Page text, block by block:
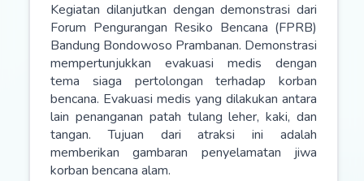
Kegiatan dilanjutkan dengan demonstrasi dari
Forum Pengurangan Resiko Bencana (FPRB)
Bandung Bondowoso Prambanan. Demonstrasi
mempertunjukkan evakuasi medis dengan
tema siaga pertolongan terhadap korban
bencana. Evakuasi medis yang dilakukan antara
lain penanganan patah tulang leher, kaki, dan
tangan. Tujuan dari atraksi ini adalah
memberikan gambaran penyelamatan jiwa
korban bencana alam.